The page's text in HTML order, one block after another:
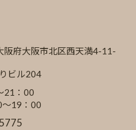
府大阪市北区西天満4-11-
ビル204
：00
19：00